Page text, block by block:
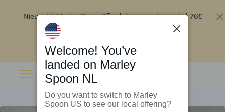
Nieuw bij Marley Spoon?Bestel nu en ontvang tot 76€
Welcome! You’ve
landed on Marley
Spoon NL
Do you want to switch to Marley
Spoon US to see our local offering?